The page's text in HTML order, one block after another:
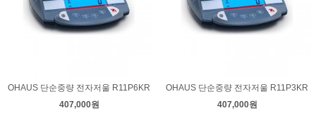
OHAUS 단순중량 전자저울 R11P6KR
407,000원
OHAUS 단순중량 전자저울 R11P3KR
407,000원